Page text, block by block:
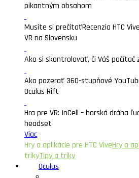
pikantným obsahom
Musíte si prečítaťRecenzia HTC
VR na Slovensku
Ako si skontrolovať, či Váš
Ako pozerať 360-stupňové
Oculus Rift
Hra pre VR: InCell – horská dráha
headset
Viac
Hry a aplikácie pre HTC ViveHry a
trikyTipy a triky
Oculus